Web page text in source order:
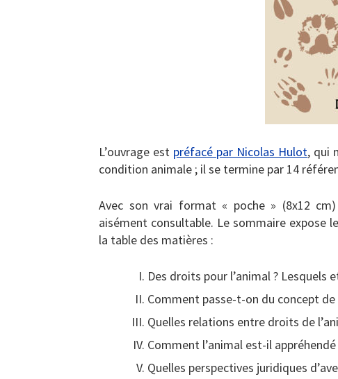
L’ouvrage est préfacé par Nicolas Hulot, qui
condition animale ; il se termine par 14
Avec son vrai format « poche » (8x12
aisément consultable. Le sommaire expose
la table des matières :
Des droits pour l’animal ? Lesquels
Comment passe-t-on du concept
Quelles relations entre droits de
Comment l’animal est-il
Quelles perspectives juridiques